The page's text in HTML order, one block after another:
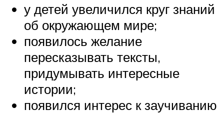
у детей увеличился круг знаний
об окружающем мире;
появилось желание
пересказывать тексты,
придумывать интересные
истории;
появился интерес к заучиванию